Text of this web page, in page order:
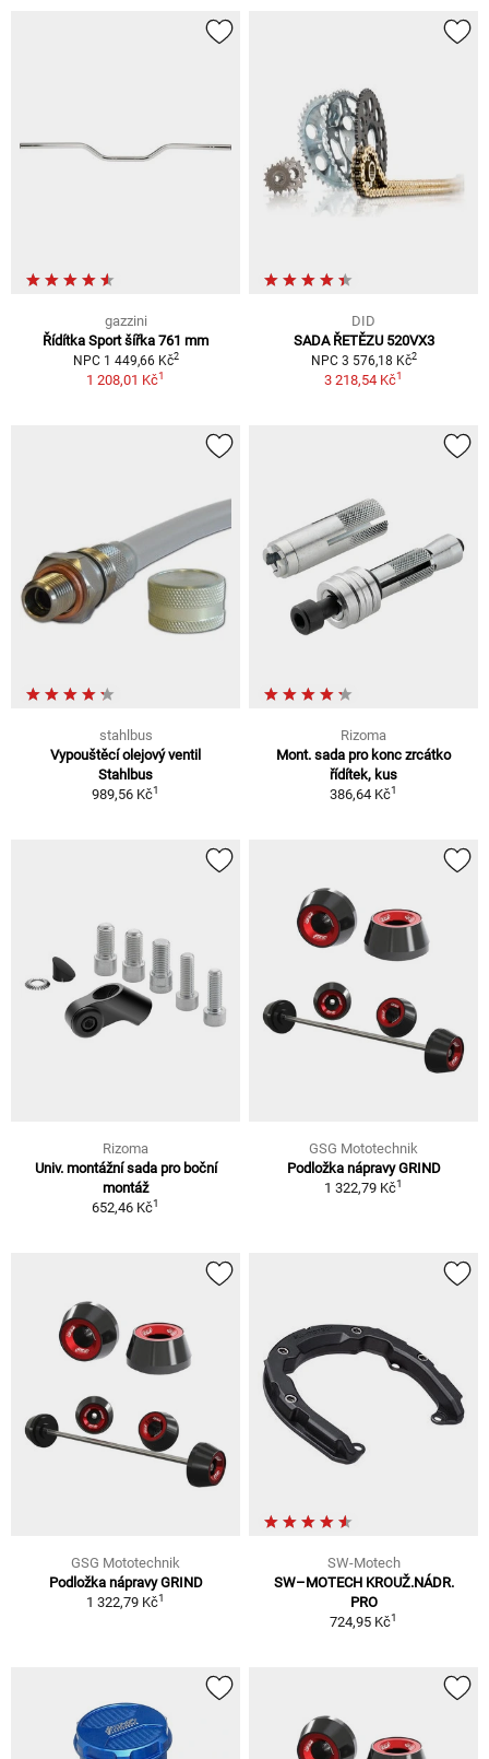
gazzini
Řídítka Sport šířka 761 mm
NPC 1 449,66 Kč2
1 208,01 Kč1
DID
SADA ŘETĚZU 520VX3
NPC 3 576,18 Kč2
3 218,54 Kč1
stahlbus
Vypouštěcí olejový ventil
Stahlbus
989,56 Kč1
Rizoma
Mont. sada pro konc zrcátko
řídítek, kus
386,64 Kč1
Rizoma
Univ. montážní sada pro boční
montáž
652,46 Kč1
GSG Mototechnik
Podložka nápravy GRIND
1 322,79 Kč1
GSG Mototechnik
Podložka nápravy GRIND
1 322,79 Kč1
SW-Motech
SW–MOTECH KROUŽ.NÁDR.
PRO
724,95 Kč1